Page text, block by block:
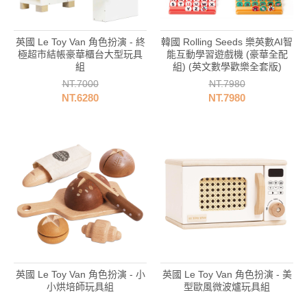
英國 Le Toy Van 角色扮演 - 終
極超市結帳豪華櫃台大型玩具
組
NT.7000
NT.6280
韓國 Rolling Seeds 樂英數AI智
能互動學習遊戲機 (豪華全配
組) (英文數學歡樂全套版)
NT.7980
NT.7980
英國 Le Toy Van 角色扮演 - 小
小烘培師玩具組
英國 Le Toy Van 角色扮演 - 美
型歐風微波爐玩具組